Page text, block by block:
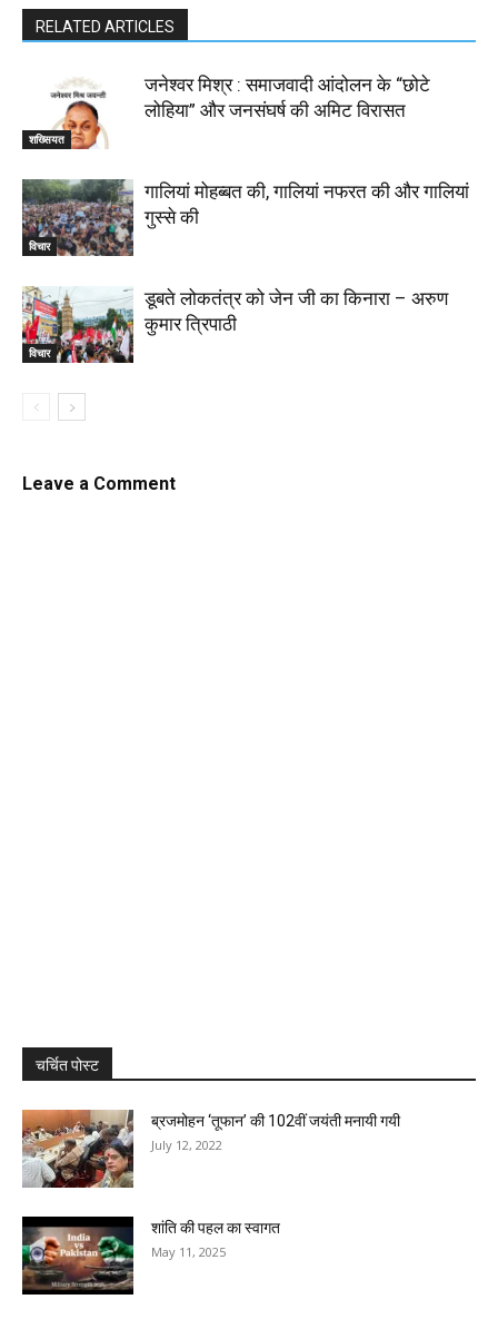
RELATED ARTICLES
शख्सियत
जनेश्वर मिश्र : समाजवादी आंदोलन के “छोटे
लोहिया” और जनसंघर्ष की अमिट विरासत
विचार
गालियां मोहब्बत की, गालियां नफरत की और गालियां
गुस्से की
विचार
डूबते लोकतंत्र को जेन जी का किनारा – अरुण
कुमार त्रिपाठी
Leave a Comment
चर्चित पोस्ट
ब्रजमोहन ‘तूफान’ की 102वीं जयंती मनायी गयी
July 12, 2022
शांति की पहल का स्वागत
May 11, 2025